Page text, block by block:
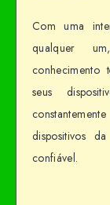
Com uma
qualquer
conhecimento
seus
dispositivos
confiável.